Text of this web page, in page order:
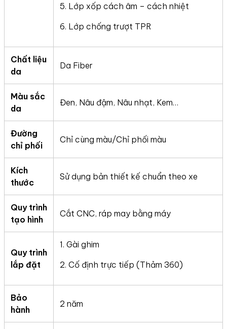
5. Lớp xốp cách âm – cách nhiệt
6. Lớp chống trượt TPR
Chất liệu
da
Da Fiber
Màu sắc
da
Đen, Nâu đậm, Nâu nhạt, Kem…
Đường
chỉ phối
Chỉ cùng màu/Chỉ phối màu
Kích
thước
Sử dụng bản thiết kế chuẩn theo xe
Quy trình
tạo hình
Cắt CNC, ráp may bằng máy
Quy trình
lắp đặt
1. Gài ghim
2. Cố định trực tiếp (Thảm 360)
Bảo
hành
2 năm